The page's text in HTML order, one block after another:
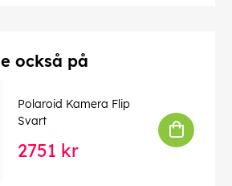
också på
Polaroid Kamera Flip
Svart
2751 kr